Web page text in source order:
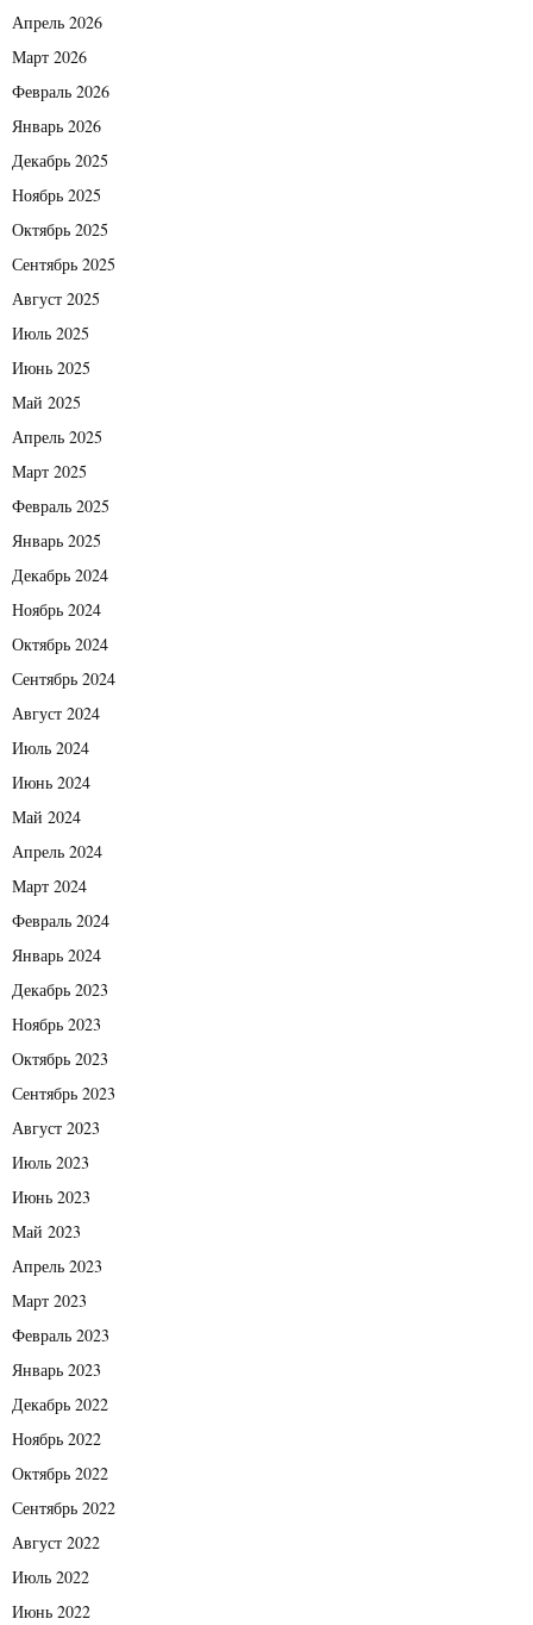
Апрель 2026
Март 2026
Февраль 2026
Январь 2026
Декабрь 2025
Ноябрь 2025
Октябрь 2025
Сентябрь 2025
Август 2025
Июль 2025
Июнь 2025
Май 2025
Апрель 2025
Март 2025
Февраль 2025
Январь 2025
Декабрь 2024
Ноябрь 2024
Октябрь 2024
Сентябрь 2024
Август 2024
Июль 2024
Июнь 2024
Май 2024
Апрель 2024
Март 2024
Февраль 2024
Январь 2024
Декабрь 2023
Ноябрь 2023
Октябрь 2023
Сентябрь 2023
Август 2023
Июль 2023
Июнь 2023
Май 2023
Апрель 2023
Март 2023
Февраль 2023
Январь 2023
Декабрь 2022
Ноябрь 2022
Октябрь 2022
Сентябрь 2022
Август 2022
Июль 2022
Июнь 2022